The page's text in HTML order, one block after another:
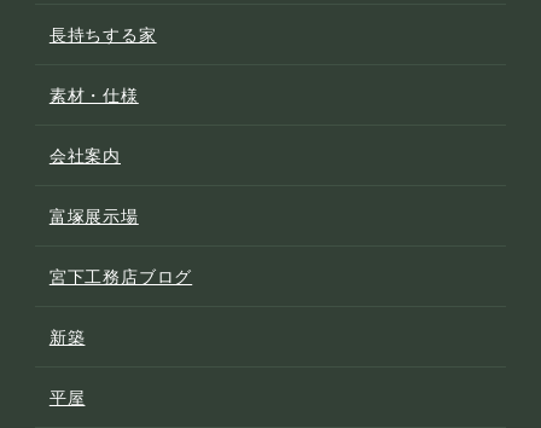
長持ちする家
素材・仕様
会社案内
富塚展示場
宮下工務店ブログ
新築
平屋